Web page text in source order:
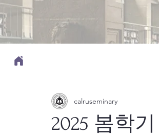
2025 봄학
calruseminary